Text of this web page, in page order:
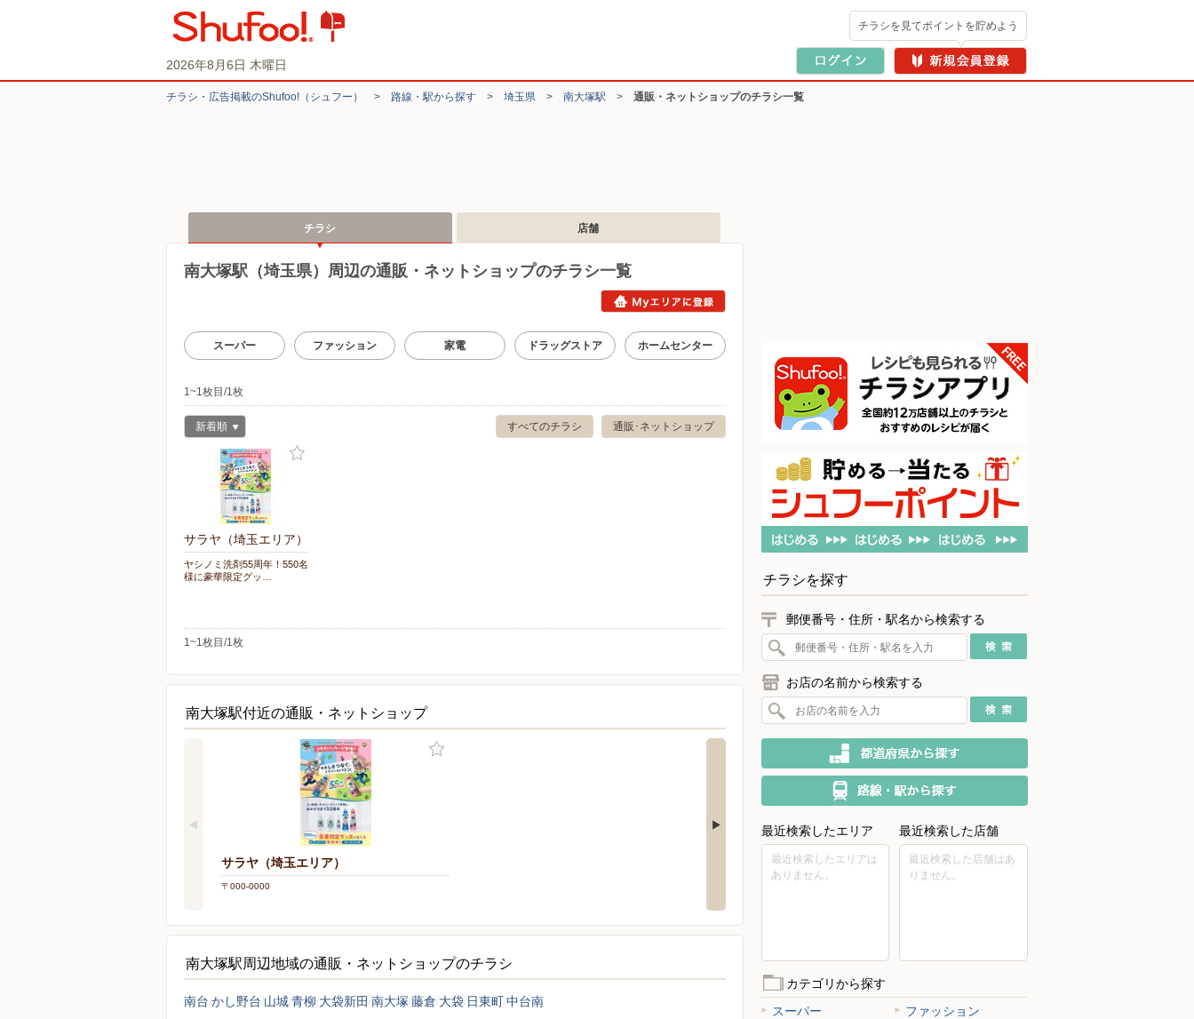
2026年8月6日 木曜日
チラシを見てポイントを貯めよう
チラシ・​広告掲載の​Shufoo!​（シュフー） > 路線・駅から探す > 埼玉県 > 南大塚駅 > 通販・ネットショップのチラシ一覧
チラシ 店舗
南大塚駅（埼玉県）周辺の通販・ネットショップのチラシ一覧
スーパー ファッション 家電 ドラッグストア ホームセンター
1~1枚目/1枚
通販･ネットショップ
すべてのチラシ
新着順
サラヤ（埼玉エリア）
ヤシノミ洗剤55周年！550名
様に豪華限定グッ…
1~1枚目/1枚
南大塚駅付近の通販・ネットショップ
サラヤ（埼玉エリア）
〒000-0000
南大塚駅周辺地域の通販・ネットショップのチラシ
南台 かし野台 山城青柳 大袋新田 南大塚 藤倉 大袋 日東町中台南
チラシを探す
郵便番号・住所・駅名から検索する
お店の名前から検索する
最近検索したエリア
最近検索したエリアは
ありません。
最近検索した店舗
最近検索した店舗はあ
りません。
カテゴリから探す
スーパー
ファッション